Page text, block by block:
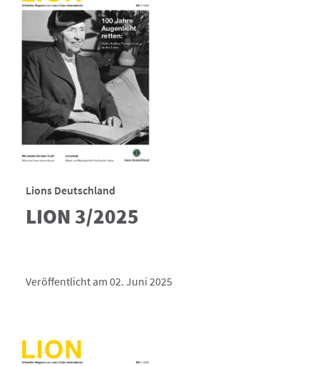
Lions Deutschland
LION 3/2025
Veröffentlicht am 02. Juni 2025